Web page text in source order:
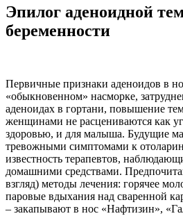
Эпилог аденоидной
беременности
Первичные признаки аденоидов в
«обыкновенном» насморке,
аденоидах в гортани, повышение
женщинами не расцениваются как
здоровью, и для малыша. Будущие
тревожными симптомами к
известность терапевтов,
домашними средствами.
взгляд) методы лечения: горячее
паровые вдыхания над сваренной
– закапывают в нос «Нафтизин»,